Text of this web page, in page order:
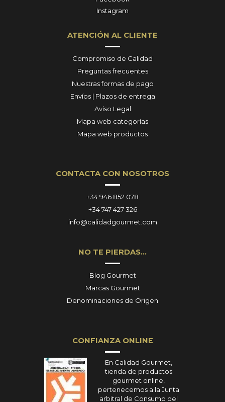
Instagram
ATENCIÓN AL CLIENTE
Compromiso de Calidad
Preguntas frecuentes
Nuestras formas de pago
Envíos | Plazos de entrega
Aviso Legal
Mapa web categorías
Mapa web productos
CONTACTA CON NOSOTROS
+34 946 852 078
+34 747 427 326
info@calidadgourmet.com
NO TE PIERDAS…
Blog Gourmet
Marcas Gourmet
Denominaciones de Origen
CONFIANZA ONLINE
En Calidad Gourmet,
tienda de productos
gourmet online,
pertenecemos a la Junta
arbitral de Consumo del